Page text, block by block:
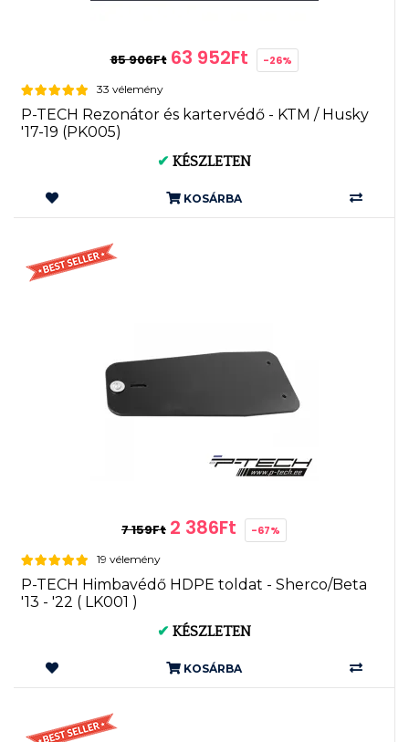
85 906Ft 63 952Ft -26%
33 vélemény
P-TECH Rezonátor és kartervédő - KTM / Husky
'17-19 (PK005)
✔ KÉSZLETEN
KOSÁRBA
7 159Ft 2 386Ft -67%
19 vélemény
P-TECH Himbavédő HDPE toldat - Sherco/Beta
'13 - '22 ( LK001 )
✔ KÉSZLETEN
KOSÁRBA